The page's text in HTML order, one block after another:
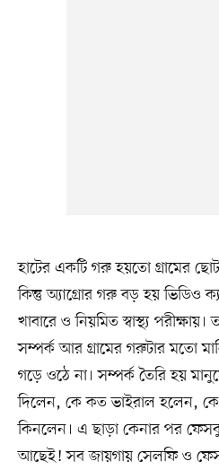
হাটের একটি গরু হয়তো গ্রামের
কিন্তু অ্যাগ্রোর গরু বড় হয় ভিডিও
খাবারে ও নিয়মিত স্বাস্থ্য
সম্পর্ক আর গ্রামের গরুটার মতো
গড়ে ওঠে না। সম্পর্ক তৈরি হয়
দিলেন, কে কত ভাইরাল হলেন,
কিনলেন। এ ছাড়া কেনার পর
আছেই! সব জায়গায় সেলফি ও